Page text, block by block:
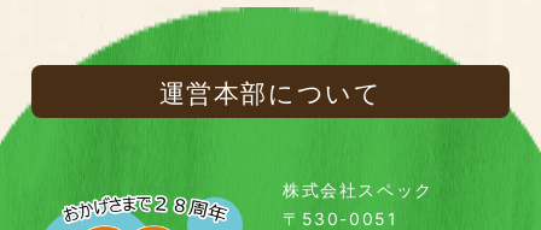
運営本部について
株式会社スペック
〒530-0051